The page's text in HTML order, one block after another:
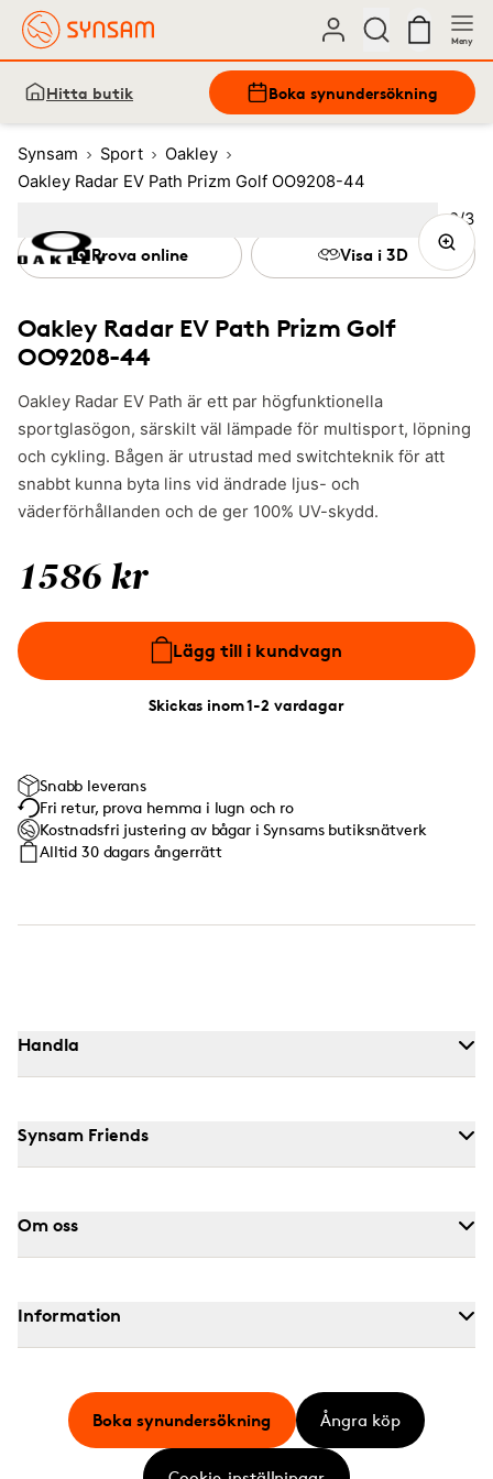
Meny
Hitta butik Boka synundersökning
Synsam Sport
Oakley
Oakley Radar EV Path Prizm Golf OO9208-44
Oakley Radar EV Path Prizm Golf
OO9208-44
Oakley Radar EV Path är ett par högfunktionella
sportglasögon, särskilt väl lämpade för multisport, löpning
och cykling. Bågen är utrustad med switchteknik för att
snabbt kunna byta lins vid ändrade ljus- och
väderförhållanden och de ger 100% UV-skydd.
1586 kr
Lägg till i kundvagn
Skickas inom 1-2 vardagar
Prova online Visa i 3D
Snabb leverans
Fri retur, prova hemma i lugn och ro
Kostnadsfri justering av bågar i Synsams butiksnätverk
Alltid 30 dagars ångerrätt
Bild
2/3
Image 3
Handla
Synsam Friends
Om oss
Information
Boka synundersökning Ångra köp